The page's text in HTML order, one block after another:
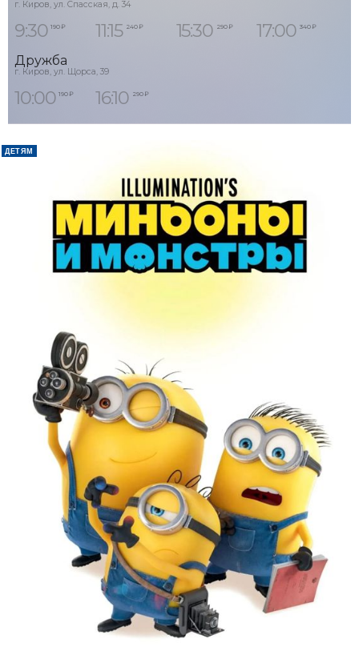
г. Киров, ул. Спасская, д. 34
9:30 190 ₽ 11:15 240 ₽ 15:30 290 ₽ 17:00 340 ₽
Дружба
г. Киров, ул. Щорса, 39
10:00 190 ₽ 16:10 290 ₽
ДЕТЯМ